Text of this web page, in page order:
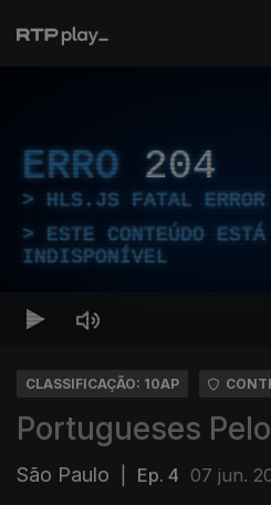
ERRO 204
HLS.JS FATAL ERROR
ESTE CONTEÚDO
INDISPONÍVEL
CLASSIFICAÇÃO: 10AP
Portugueses
São Paulo Ep. 4 07 jun.